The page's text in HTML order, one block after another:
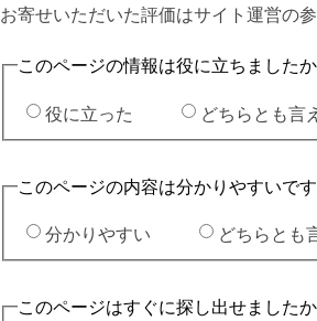
お寄せいただいた評価はサイト運営の参
このページの情報は役に立ちました
役に立った
どちらとも言
このページの内容は分かりやすいで
分かりやすい
どちらとも
このページはすぐに探し出せましたか